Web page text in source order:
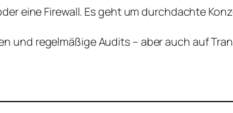
eine Firewall. Es geht um durchdachte
und regelmäßige Audits – aber auch auf